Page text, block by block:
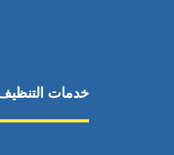
خدمات